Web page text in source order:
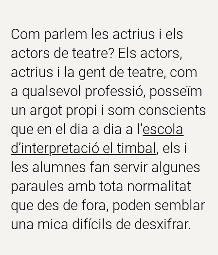
Com parlem les actrius i els
actors de teatre? Els actors,
actrius i la gent de teatre, com
a qualsevol professió, posseïm
un argot propi i som conscients
que en el dia a dia a l’escola
d’interpretació el timbal , els i
les alumnes fan servir algunes
paraules amb tota normalitat
que des de fora, poden semblar
una mica difícils de desxifrar.